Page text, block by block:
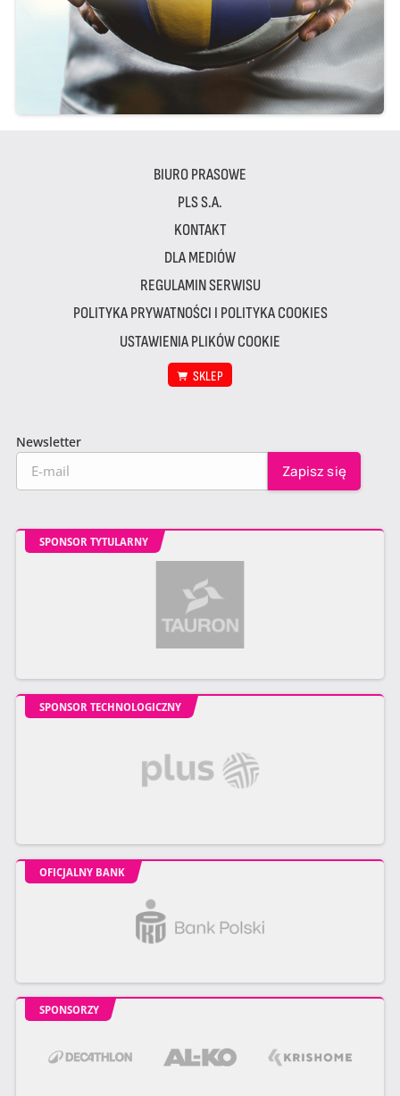
BIURO PRASOWE
PLS S.A.
KONTAKT
DLA MEDIÓW
REGULAMIN SERWISU
POLITYKA PRYWATNOŚCI I POLITYKA COOKIES
USTAWIENIA PLIKÓW COOKIE
SKLEP
Newsletter
SPONSOR TYTULARNY
SPONSOR TECHNOLOGICZNY
OFICJALNY BANK
SPONSORZY